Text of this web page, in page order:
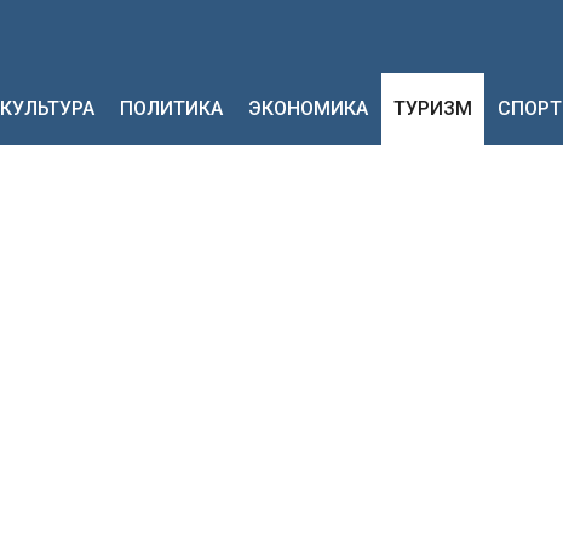
КУЛЬТУРА ПОЛИТИКА ЭКОНОМИКА ТУРИЗМ СПОРТ